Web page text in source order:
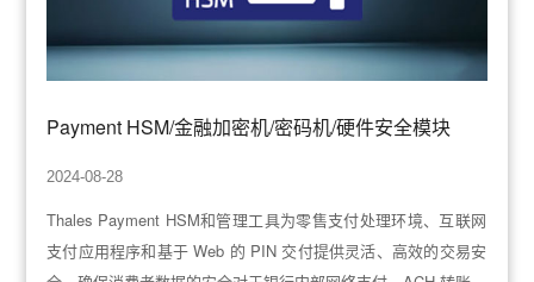
Payment HSM/金融加密机/密码机/硬件安全模块
2024-08-28
Thales Payment HSM和管理工具为零售支付处理环境、互联网
支付应用程序和基于 Web 的 PIN 交付提供灵活、高效的交易安